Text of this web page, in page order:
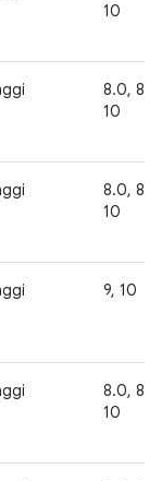
10
8.0, 8.1,
10
8.0, 8.1,
10
9, 10
8.0, 8.1,
10